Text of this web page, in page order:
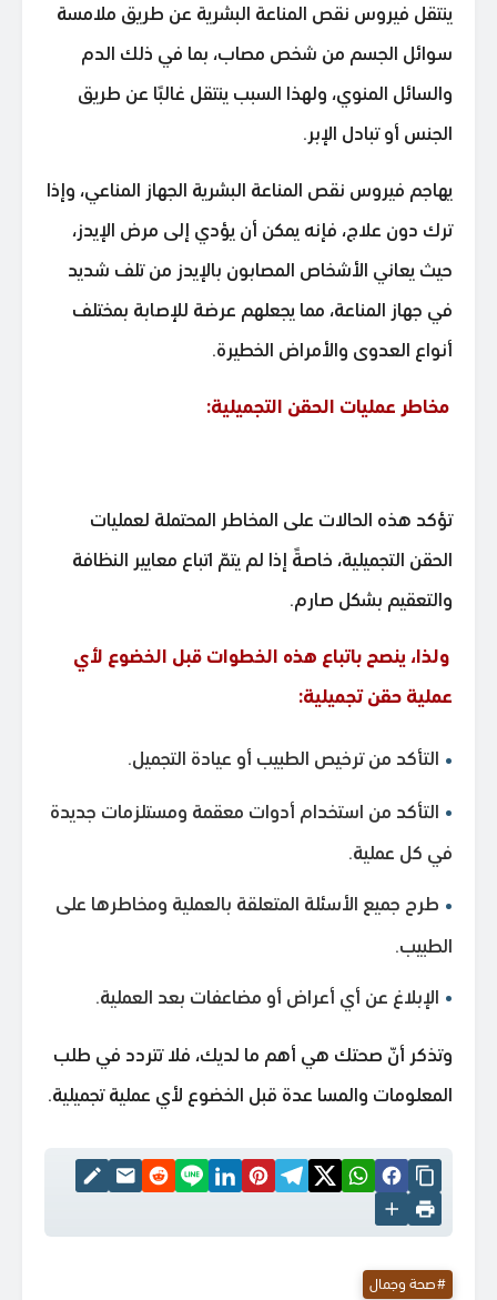
ينتقل فيروس نقص المناعة البشرية عن طريق ملامسة
سوائل الجسم من شخص مصاب، بما في ذلك الدم
والسائل المنوي، ولهذا السبب ينتقل غالبًا عن طريق
الجنس أو تبادل الإبر.
يهاجم فيروس نقص المناعة البشرية الجهاز المناعي، وإذا
ترك دون علاج، فإنه يمكن أن يؤدي إلى مرض الإيدز،
حيث يعاني الأشخاص المصابون بالإيدز من تلف شديد
في جهاز المناعة، مما يجعلهم عرضة للإصابة بمختلف
أنواع العدوى والأمراض الخطيرة.
مخاطر عمليات الحقن التجميلية:
تؤكد هذه الحالات على المخاطر المحتملة لعمليات
الحقن التجميلية، خاصةً إذا لم يتمّ اتباع معايير النظافة
والتعقيم بشكل صارم.
ولذا، ينصح باتباع هذه الخطوات قبل الخضوع لأي
عملية حقن تجميلية:
التأكد من ترخيص الطبيب أو عيادة التجميل.
التأكد من استخدام أدوات معقمة ومستلزمات جديدة
في كل عملية.
طرح جميع الأسئلة المتعلقة بالعملية ومخاطرها على
الطبيب.
الإبلاغ عن أي أعراض أو مضاعفات بعد العملية.
وتذكر أنّ صحتك هي أهم ما لديك، فلا تتردد في طلب
المعلومات والمسا عدة قبل الخضوع لأي عملية تجميلية.
صحة وجمال